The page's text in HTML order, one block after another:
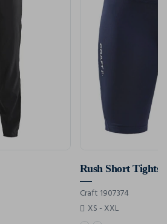
Rush Short Tights
Craft 1907374
XS - XXL